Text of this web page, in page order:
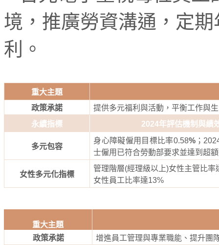
境，推廣勞資溝通，定
利。
重大主題
政策承諾
提供多元福利與活動，平衡工作與
永續指標
2024年評估機制與績
多元包容
身心障礙僱用目標比率0.58%；
士僱用已符合勞動部要求並達到超
女性多元化指標
管理階層(經理級以上)女性主管比率
女性員工 比率達13%
重大主題
政策承諾
增進員工管理與專業職能、提升團